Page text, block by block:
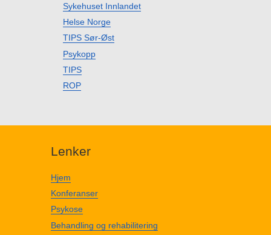
Sykehuset Innlandet
Helse Norge
TIPS Sør-Øst
Psykopp
TIPS
ROP
Lenker
Hjem
Konferanser
Psykose
Behandling og rehabilitering